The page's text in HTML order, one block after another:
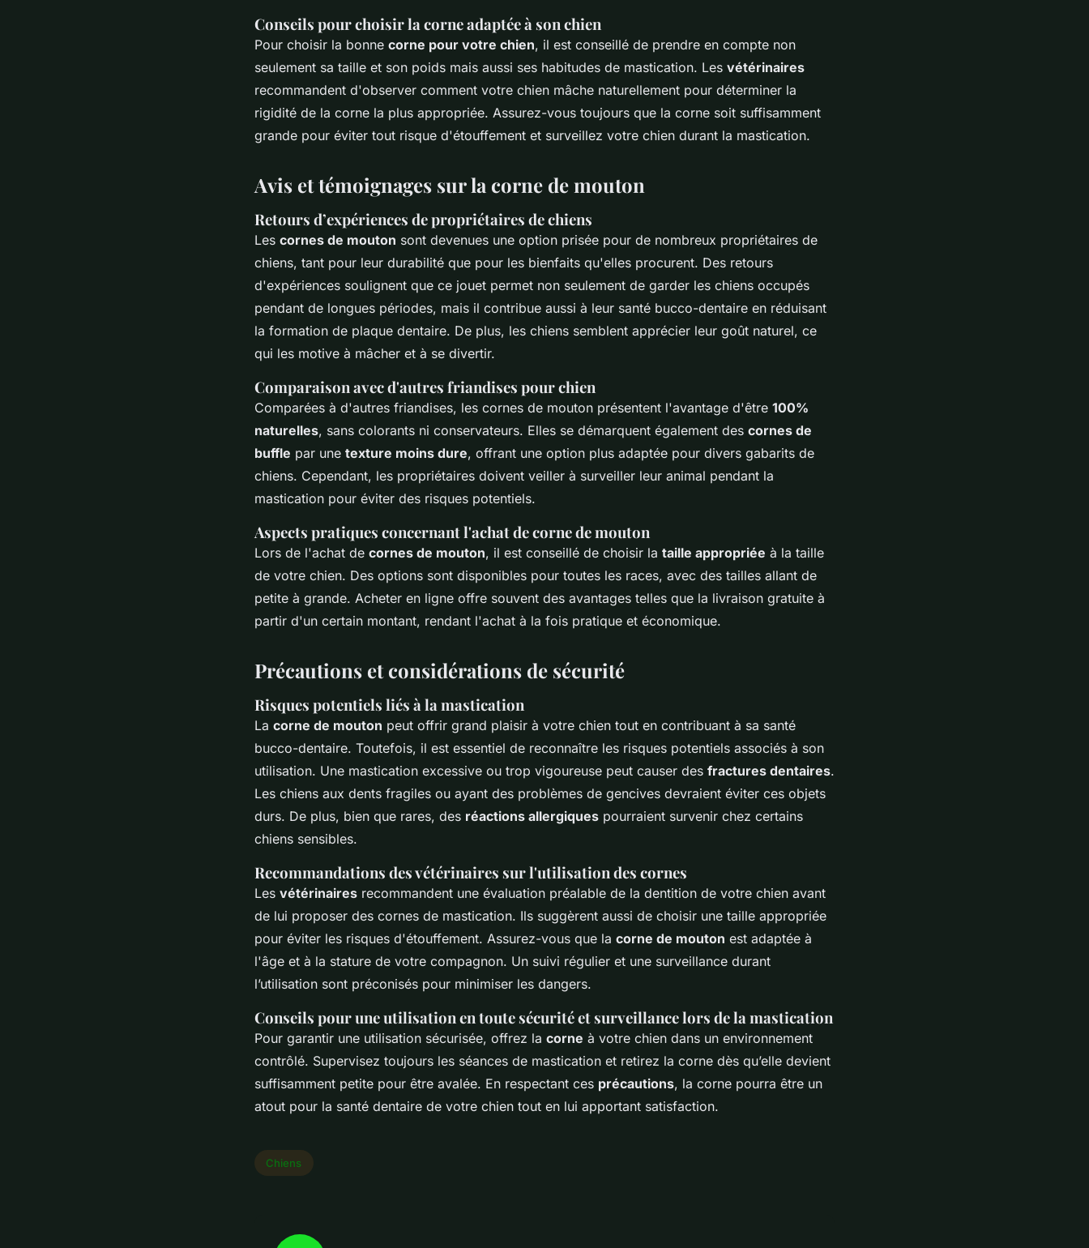
Conseils pour choisir la corne adaptée à son chien
Pour choisir la bonne corne pour votre chien, il est conseillé de prendre en compte non
seulement sa taille et son poids mais aussi ses habitudes de mastication. Les vétérinaires
recommandent d'observer comment votre chien mâche naturellement pour déterminer la
rigidité de la corne la plus appropriée. Assurez-vous toujours que la corne soit suffisamment
grande pour éviter tout risque d'étouffement et surveillez votre chien durant la mastication.
Avis et témoignages sur la corne de mouton
Retours d’expériences de propriétaires de chiens
Les cornes de mouton sont devenues une option prisée pour de nombreux propriétaires de
chiens, tant pour leur durabilité que pour les bienfaits qu'elles procurent. Des retours
d'expériences soulignent que ce jouet permet non seulement de garder les chiens occupés
pendant de longues périodes, mais il contribue aussi à leur santé bucco-dentaire en réduisant
la formation de plaque dentaire. De plus, les chiens semblent apprécier leur goût naturel, ce
qui les motive à mâcher et à se divertir.
Comparaison avec d'autres friandises pour chien
Comparées à d'autres friandises, les cornes de mouton présentent l'avantage d'être 100%
naturelles, sans colorants ni conservateurs. Elles se démarquent également des cornes de
buffle par une texture moins dure, offrant une option plus adaptée pour divers gabarits de
chiens. Cependant, les propriétaires doivent veiller à surveiller leur animal pendant la
mastication pour éviter des risques potentiels.
Aspects pratiques concernant l'achat de corne de mouton
Lors de l'achat de cornes de mouton, il est conseillé de choisir la taille appropriée à la taille
de votre chien. Des options sont disponibles pour toutes les races, avec des tailles allant de
petite à grande. Acheter en ligne offre souvent des avantages telles que la livraison gratuite à
partir d'un certain montant, rendant l'achat à la fois pratique et économique.
Précautions et considérations de sécurité
Risques potentiels liés à la mastication
La corne de mouton peut offrir grand plaisir à votre chien tout en contribuant à sa santé
bucco-dentaire. Toutefois, il est essentiel de reconnaître les risques potentiels associés à son
utilisation. Une mastication excessive ou trop vigoureuse peut causer des fractures dentaires.
Les chiens aux dents fragiles ou ayant des problèmes de gencives devraient éviter ces objets
durs. De plus, bien que rares, des réactions allergiques pourraient survenir chez certains
chiens sensibles.
Recommandations des vétérinaires sur l'utilisation des cornes
Les vétérinaires recommandent une évaluation préalable de la dentition de votre chien avant
de lui proposer des cornes de mastication. Ils suggèrent aussi de choisir une taille appropriée
pour éviter les risques d'étouffement. Assurez-vous que la corne de mouton est adaptée à
l'âge et à la stature de votre compagnon. Un suivi régulier et une surveillance durant
l’utilisation sont préconisés pour minimiser les dangers.
Conseils pour une utilisation en toute sécurité et surveillance lors de la mastication
Pour garantir une utilisation sécurisée, offrez la corne à votre chien dans un environnement
contrôlé. Supervisez toujours les séances de mastication et retirez la corne dès qu’elle devient
suffisamment petite pour être avalée. En respectant ces précautions, la corne pourra être un
atout pour la santé dentaire de votre chien tout en lui apportant satisfaction.
Chiens